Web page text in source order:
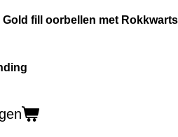
fill oorbellen met